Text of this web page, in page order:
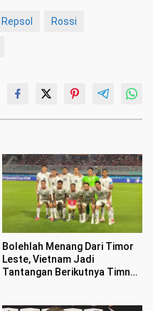
Repsol Rossi
Bolehlah Menang Dari Timor
Leste, Vietnam Jadi
Tantangan Berikutnya Timnas